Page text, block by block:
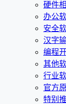
硬件
办公
安全
汉字
编程
其他
行业
官方
特别